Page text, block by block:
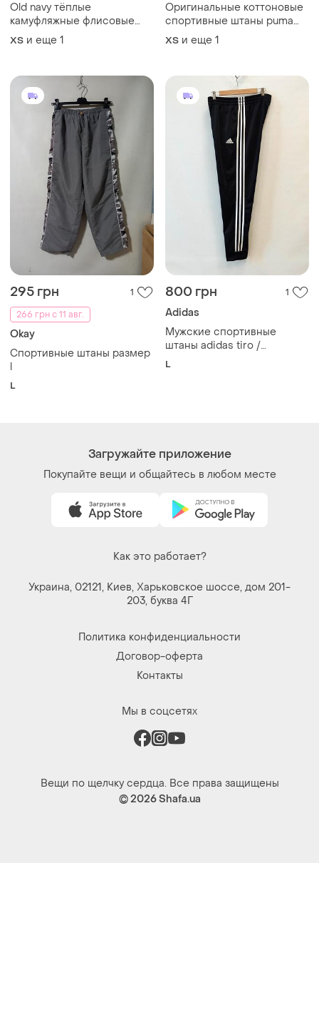
Old navy тёплые
камуфляжные флисовые
штаны, поддёвка (xs-s)
XS и еще 1
Оригинальные коттоновые
спортивные штаны puma
red bull racing formula one
XS и еще 1
295 грн
1
266 грн с 11 авг.
Okay
Спортивные штаны размер
l
L
800 грн 1
Adidas
Мужские спортивные
штаны adidas tiro /
essentials (3-stripes) |
L
Загружайте приложение
Покупайте вещи и общайтесь в любом месте
Как это работает?
Украина, 02121, Киев, Харьковское шоссе, дом 201-
203, буква 4Г
Политика конфиденциальности
Договор-оферта
Контакты
Мы в соцсетях
Вещи по щелчку сердца. Все права защищены
© 2026Shafa.ua